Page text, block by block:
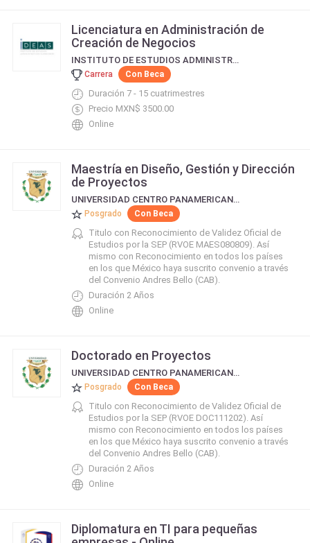
Licenciatura en Administración de
Creación de Negocios
INSTITUTO DE ESTUDIOS ADMINISTRATIVOS SUPERIORES
Carrera Con Beca
Duración 7 - 15 cuatrimestres
Precio MXN$ 3500.00
Online
Maestría en Diseño, Gestión y Dirección
de Proyectos
UNIVERSIDAD CENTRO PANAMERICANO DE ESTUDIOS SUPERIORES
Posgrado Con Beca
Titulo con Reconocimiento de Validez Oficial de
Estudios por la SEP (RVOE MAES080809). Así
mismo con Reconocimiento en todos los países
en los que México haya suscrito convenio a través
del Convenio Andres Bello (CAB).
Duración 2 Años
Online
Doctorado en Proyectos
UNIVERSIDAD CENTRO PANAMERICANO DE ESTUDIOS SUPERIORES
Posgrado Con Beca
Titulo con Reconocimiento de Validez Oficial de
Estudios por la SEP (RVOE DOC111202). Así
mismo con Reconocimiento en todos los países
en los que México haya suscrito convenio a través
del Convenio Andres Bello (CAB).
Duración 2 Años
Online
Diplomatura en TI para pequeñas